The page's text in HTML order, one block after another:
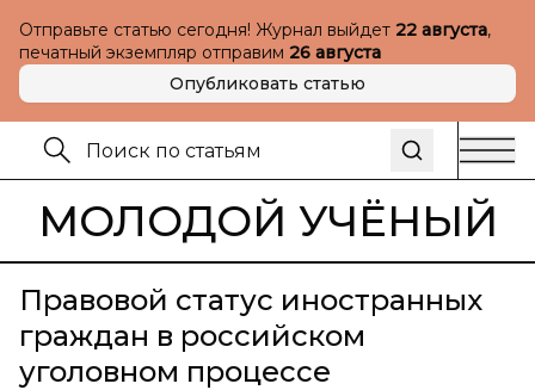
Отправьте статью сегодня! Журнал выйдет 22 августа,
печатный экземпляр отправим 26 августа
Опубликовать статью
МОЛОДОЙ УЧЁНЫЙ
Правовой статус иностранных
граждан в российском
уголовном процессе